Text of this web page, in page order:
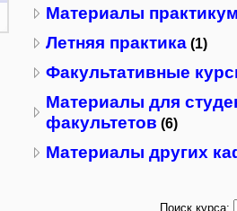
Материалы
Летняя практика (1)
Факультативные
Материалы для
факультетов (6)
Материалы других
Поиск курса: